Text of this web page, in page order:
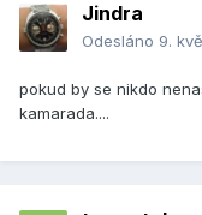
Jindra
Odesláno 9.
pokud by se nikdo
kamarada....